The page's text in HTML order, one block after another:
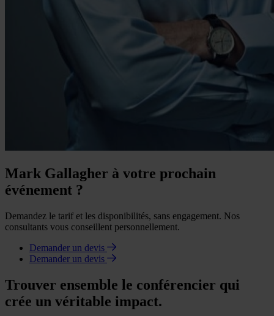
Mark Gallagher à votre prochain
événement ?
Demandez le tarif et les disponibilités, sans engagement. Nos
consultants vous conseillent personnellement.
Demander un devis
Demander un devis
Trouver ensemble le conférencier qui
crée un véritable impact.